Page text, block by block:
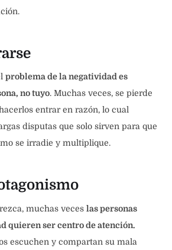
problema de la negatividad es
no tuyo. Muchas veces, se pierde
entrar en razón, lo cual
disputas que solo sirven para que
se irradie y multiplique.
muchas veces las personas
quieren ser centro de atención.
escuchen y compartan su mala